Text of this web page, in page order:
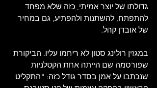
גדולתו של יוצר אמיתי, כזה שלא מפחד
להתפתח, להשתנות ולהפתיע, גם במחיר
של אובדן קהל.
במגזין רולינג סטון לא ריחמו עליו. הביקורת
שפורסמה שם הייתה אחת הקטלניות
שנכתבו על אמן בסדר גודל כזה: "התקליט